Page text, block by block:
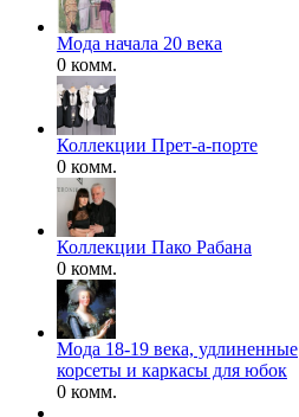
Мода начала 20 века
0 комм.
Коллекции Прет-а-порте
0 комм.
Коллекции Пако Рабана
0 комм.
Мода 18-19 века, удлиненные
корсеты и каркасы для юбок
0 комм.